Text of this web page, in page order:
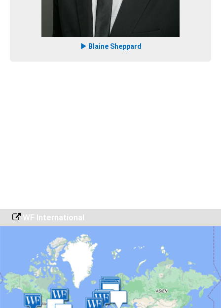
Blaine Sheppard
WF International